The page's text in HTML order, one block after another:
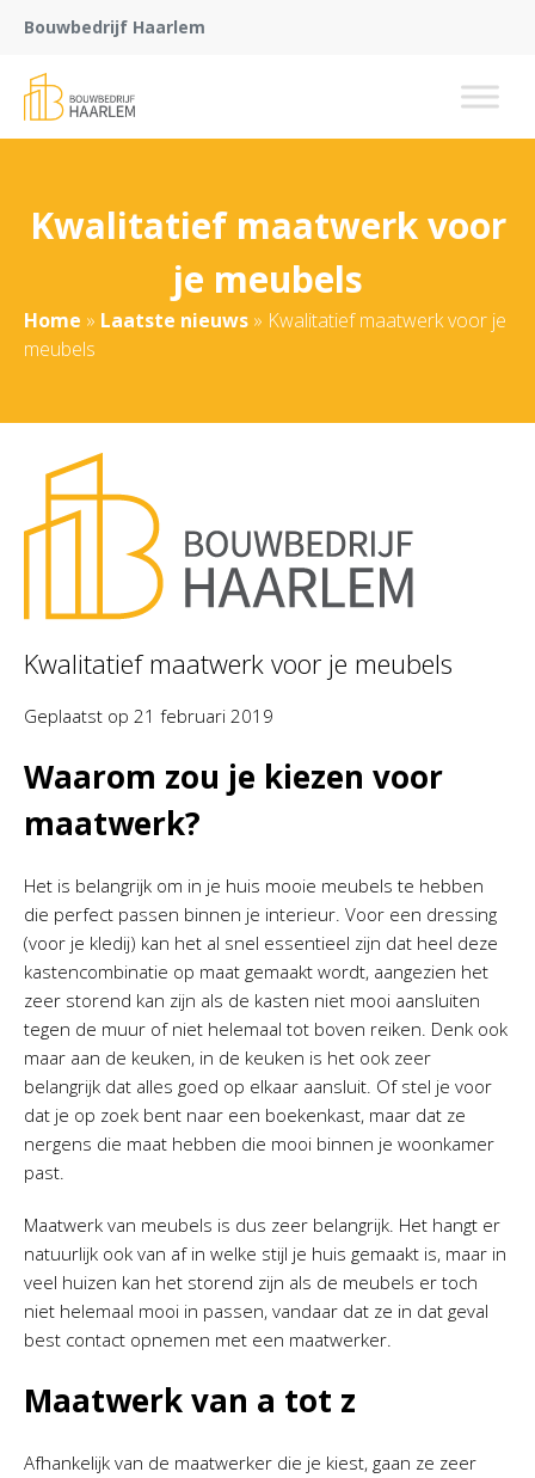
Bouwbedrijf Haarlem
Kwalitatief maatwerk voor
je meubels
Home » Laatste nieuws » Kwalitatief maatwerk voor je
meubels
Kwalitatief maatwerk voor je meubels
Geplaatst op 21 februari 2019
Waarom zou je kiezen voor
maatwerk?
Het is belangrijk om in je huis mooie meubels te hebben
die perfect passen binnen je interieur. Voor een dressing
(voor je kledij) kan het al snel essentieel zijn dat heel deze
kastencombinatie op maat gemaakt wordt, aangezien het
zeer storend kan zijn als de kasten niet mooi aansluiten
tegen de muur of niet helemaal tot boven reiken. Denk ook
maar aan de keuken, in de keuken is het ook zeer
belangrijk dat alles goed op elkaar aansluit. Of stel je voor
dat je op zoek bent naar een boekenkast, maar dat ze
nergens die maat hebben die mooi binnen je woonkamer
past.
Maatwerk van meubels is dus zeer belangrijk. Het hangt er
natuurlijk ook van af in welke stijl je huis gemaakt is, maar in
veel huizen kan het storend zijn als de meubels er toch
niet helemaal mooi in passen, vandaar dat ze in dat geval
best contact opnemen met een maatwerker.
Maatwerk van a tot z
Afhankelijk van de maatwerker die je kiest, gaan ze zeer